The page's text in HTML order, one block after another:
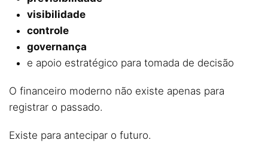
visibilidade
controle
governança
e apoio estratégico para tomada de decisão
O financeiro moderno não existe apenas para
registrar o passado.
Existe para antecipar o futuro.